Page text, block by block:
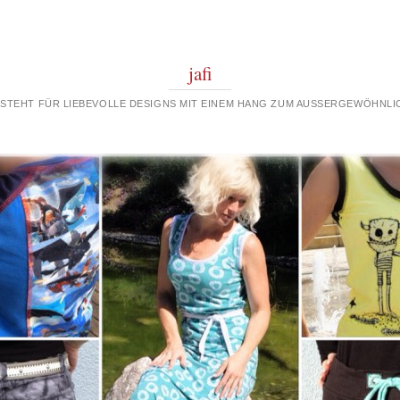
jafi
FÜR LIEBEVOLLE DESIGNS MIT EINEM HANG ZUM